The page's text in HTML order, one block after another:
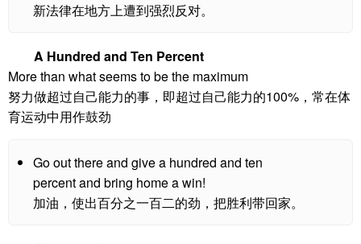
新法律在地方上遭到强烈反对。
A Hundred and Ten Percent
More than what seems to be the maximum
努力做超过自己能力的事，即超过自己能力的100%，常在体
育运动中用作鼓劲
Go out there and give a hundred and ten
percent and bring home a win!
加油，使出百分之一百二的劲，把胜利带回家。